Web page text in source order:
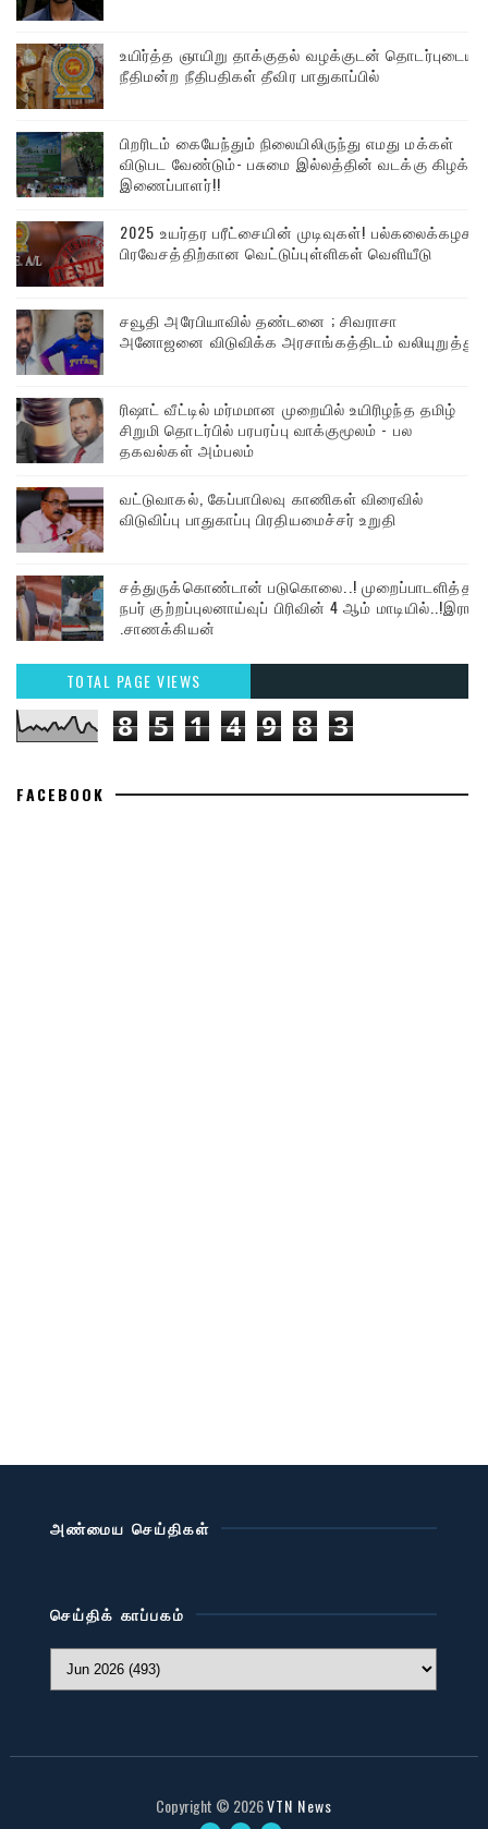
உயிர்த்த ஞாயிறு தாக்குதல் வழக்குடன் தொடர்புடைய
நீதிமன்ற நீதிபதிகள் தீவிர பாதுகாப்பில்
பிறரிடம் கையேந்தும் நிலையிலிருந்து எமது மக்கள்
விடுபட வேண்டும்- பசுமை இல்லத்தின் வடக்கு கிழக்கு
இணைப்பாளர்!!
2025 உயர்தர பரீட்சையின் முடிவுகள்! பல்கலைக்கழக
பிரவேசத்திற்கான வெட்டுப்புள்ளிகள் வெளியீடு
சவூதி அரேபியாவில் தண்டனை ; சிவராசா
அனோஜனை விடுவிக்க அரசாங்கத்திடம் வலியுறுத்து
ரிஷாட் வீட்டில் மர்மமான முறையில் உயிரிழந்த தமிழ்
சிறுமி தொடர்பில் பரபரப்பு வாக்குமூலம் - பல
தகவல்கள் அம்பலம்
வட்டுவாகல், கேப்பாபிலவு காணிகள் விரைவில்
விடுவிப்பு பாதுகாப்பு பிரதியமைச்சர் உறுதி
சத்துருக்கொண்டான் படுகொலை..! முறைப்பாடளித்த
நபர் குற்றப்புலனாய்வுப் பிரிவின் 4 ஆம் மாடியில்..!இரா
.சாணக்கியன்
TOTAL PAGE VIEWS
8 5 1 4 9 8 3
FACEBOOK
அண்மைய செய்திகள்
செய்திக் காப்பகம்
Copyright © 2026VTN News